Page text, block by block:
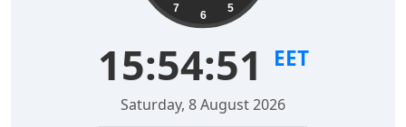
5
6
7
15:54:52 EET
Saturday, 8 August 2026